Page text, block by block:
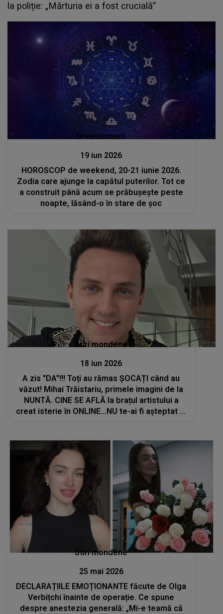
la poliție: „Mărturia ei a fost crucială”
Divertisment
19 iun 2026
HOROSCOP de weekend, 20-21 iunie 2026.
Zodia care ajunge la capătul puterilor. Tot ce
a construit până acum se prăbușește peste
noapte, lăsând-o în stare de șoc
Stiri mondene
18 iun 2026
A zis "DA"!!! Toți au rămas ȘOCAȚI când au
văzut! Mihai Trăistariu, primele imagini de la
NUNTĂ. CINE SE AFLĂ la brațul artistului a
creat isterie în ONLINE...NU te-ai fi așteptat la
Stiri mondene
25 mai 2026
DECLARAȚIILE EMOȚIONANTE făcute de Olga
Verbițchi înainte de operație. Ce spune
despre anestezia generală: „Mi-e teamă că